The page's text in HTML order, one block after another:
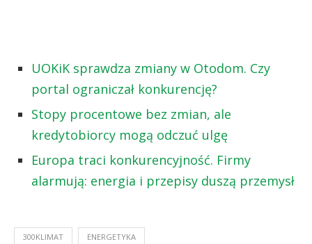
UOKiK sprawdza zmiany w Otodom. Czy
portal ograniczał konkurencję?
Stopy procentowe bez zmian, ale
kredytobiorcy mogą odczuć ulgę
Europa traci konkurencyjność. Firmy
alarmują: energia i przepisy duszą przemysł
300KLIMAT ENERGETYKA